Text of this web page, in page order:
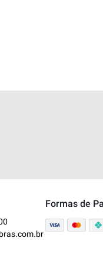
Formas de